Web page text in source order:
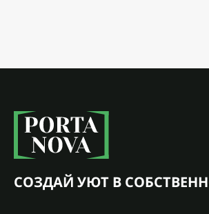
СОЗДАЙ УЮТ В